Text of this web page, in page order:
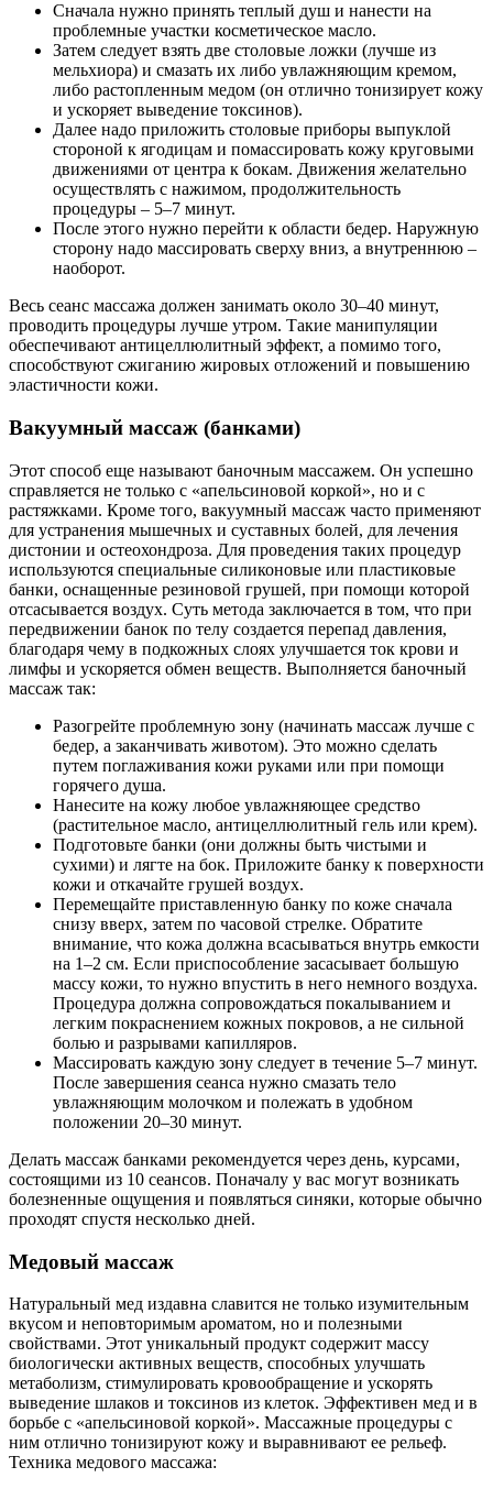
Сначала нужно принять теплый душ и нанести на
проблемные участки косметическое масло.
Затем следует взять две столовые ложки (лучше из
мельхиора) и смазать их либо увлажняющим кремом,
либо растопленным медом (он отлично тонизирует кожу
и ускоряет выведение токсинов).
Далее надо приложить столовые приборы выпуклой
стороной к ягодицам и помассировать кожу круговыми
движениями от центра к бокам. Движения желательно
осуществлять с нажимом, продолжительность
процедуры – 5–7 минут.
После этого нужно перейти к области бедер. Наружную
сторону надо массировать сверху вниз, а внутреннюю –
наоборот.
Весь сеанс массажа должен занимать около 30–40 минут,
проводить процедуры лучше утром. Такие манипуляции
обеспечивают антицеллюлитный эффект, а помимо того,
способствуют сжиганию жировых отложений и повышению
эластичности кожи.
Вакуумный массаж (банками)
Этот способ еще называют баночным массажем. Он успешно
справляется не только с «апельсиновой коркой», но и с
растяжками. Кроме того, вакуумный массаж часто применяют
для устранения мышечных и суставных болей, для лечения
дистонии и остеохондроза. Для проведения таких процедур
используются специальные силиконовые или пластиковые
банки, оснащенные резиновой грушей, при помощи которой
отсасывается воздух. Суть метода заключается в том, что при
передвижении банок по телу создается перепад давления,
благодаря чему в подкожных слоях улучшается ток крови и
лимфы и ускоряется обмен веществ. Выполняется баночный
массаж так:
Разогрейте проблемную зону (начинать массаж лучше с
бедер, а заканчивать животом). Это можно сделать
путем поглаживания кожи руками или при помощи
горячего душа.
Нанесите на кожу любое увлажняющее средство
(растительное масло, антицеллюлитный гель или крем).
Подготовьте банки (они должны быть чистыми и
сухими) и лягте на бок. Приложите банку к поверхности
кожи и откачайте грушей воздух.
Перемещайте приставленную банку по коже сначала
снизу вверх, затем по часовой стрелке. Обратите
внимание, что кожа должна всасываться внутрь емкости
на 1–2 см. Если приспособление засасывает большую
массу кожи, то нужно впустить в него немного воздуха.
Процедура должна сопровождаться покалыванием и
легким покраснением кожных покровов, а не сильной
болью и разрывами капилляров.
Массировать каждую зону следует в течение 5–7 минут.
После завершения сеанса нужно смазать тело
увлажняющим молочком и полежать в удобном
положении 20–30 минут.
Делать массаж банками рекомендуется через день, курсами,
состоящими из 10 сеансов. Поначалу у вас могут возникать
болезненные ощущения и появляться синяки, которые обычно
проходят спустя несколько дней.
Медовый массаж
Натуральный мед издавна славится не только изумительным
вкусом и неповторимым ароматом, но и полезными
свойствами. Этот уникальный продукт содержит массу
биологически активных веществ, способных улучшать
метаболизм, стимулировать кровообращение и ускорять
выведение шлаков и токсинов из клеток. Эффективен мед и в
борьбе с «апельсиновой коркой». Массажные процедуры с
ним отлично тонизируют кожу и выравнивают ее рельеф.
Техника медового массажа: